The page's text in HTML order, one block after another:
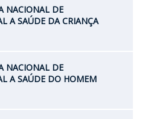
NACIONAL DE
A SAÚDE DA CRIANÇA
NACIONAL DE
A SAÚDE DO HOMEM